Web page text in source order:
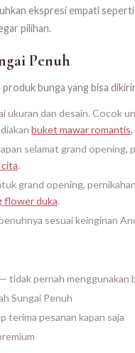
ekspresi empati
pilihan.
Penuh
bunga yang bisa
ukuran dan desain. Cocok
buket mawar romantis,
selamat grand opening,
.
grand opening,
flower duka.
sesuai keinginan
tidak pernah menggunakan
Sungai Penuh
terima pesanan kapan saja